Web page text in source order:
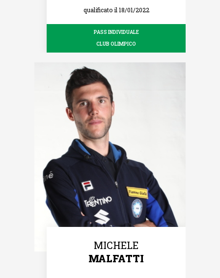
qualificato il 18/01/2022
PASS INDIVIDUALE
CLUB OLIMPICO
MICHELE
MALFATTI